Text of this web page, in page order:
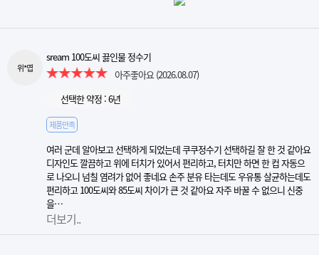
위*엽
sream 100도씨 끓인물 정수기
아주좋아요(2026.08.07)
선택한 약정 : 6년
제품만족
여러 군데 알아보고 선택하게 되었는데 쿠쿠정수기 선택하길 잘 한 것 같아요
디자인도 깔끔하고 위에 터치가 있어서 편리하고, 터치만 하면 한 컵 자동으
로 나오니 넘칠 염려가 없어 좋네요 손주 분유 타는데도 우유통 살균하는데도
편리하고 100도씨와 85도씨 차이가 큰 것 같아요 자주 바꿀 수 없으니 신중
을…
더보기..